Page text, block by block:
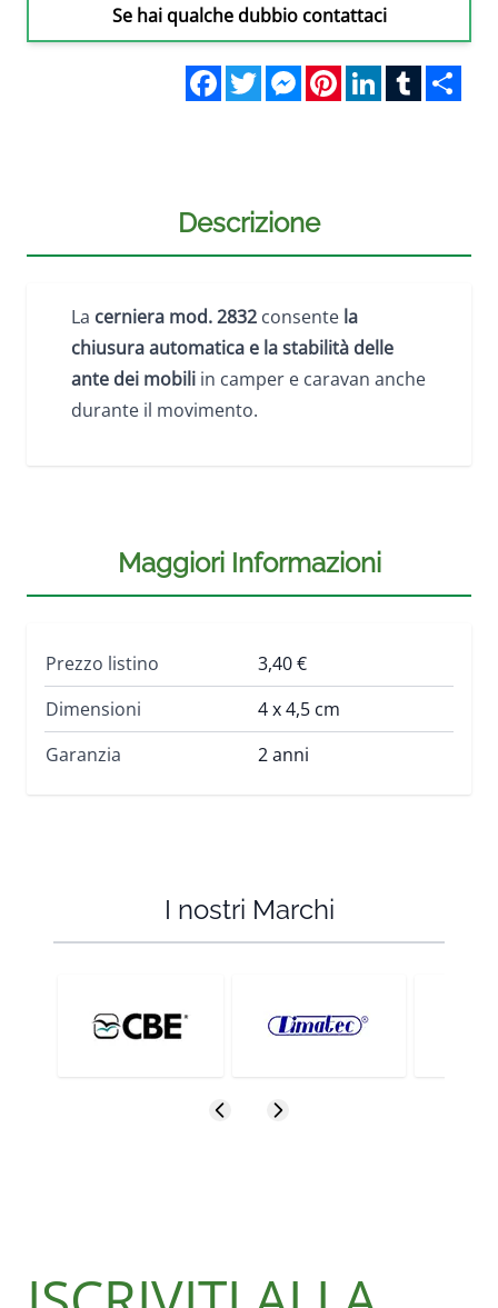
Se hai qualche dubbio contattaci
FacebookTwitterMessengerPinterestLinkedInTumblr
Descrizione
La cerniera mod. 2832 consente la
chiusura automatica e la stabilità delle
ante dei mobili in camper e caravan anche
durante il movimento.
Maggiori Informazioni
Prezzo listino
3,40 €
Dimensioni
4 x 4,5 cm
Garanzia
2 anni
I nostri Marchi